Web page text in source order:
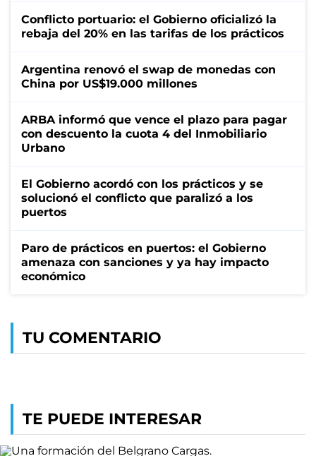
Conflicto portuario: el Gobierno oficializó la
rebaja del 20% en las tarifas de los prácticos
Argentina renovó el swap de monedas con
China por US$19.000 millones
ARBA informó que vence el plazo para pagar
con descuento la cuota 4 del Inmobiliario
Urbano
El Gobierno acordó con los prácticos y se
solucionó el conflicto que paralizó a los
puertos
Paro de prácticos en puertos: el Gobierno
amenaza con sanciones y ya hay impacto
económico
TU COMENTARIO
TE PUEDE INTERESAR